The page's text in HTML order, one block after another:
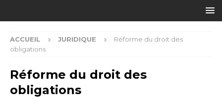
ACCUEIL JURIDIQUE
Réforme du droit des
obligations
Réforme du droit des
obligations